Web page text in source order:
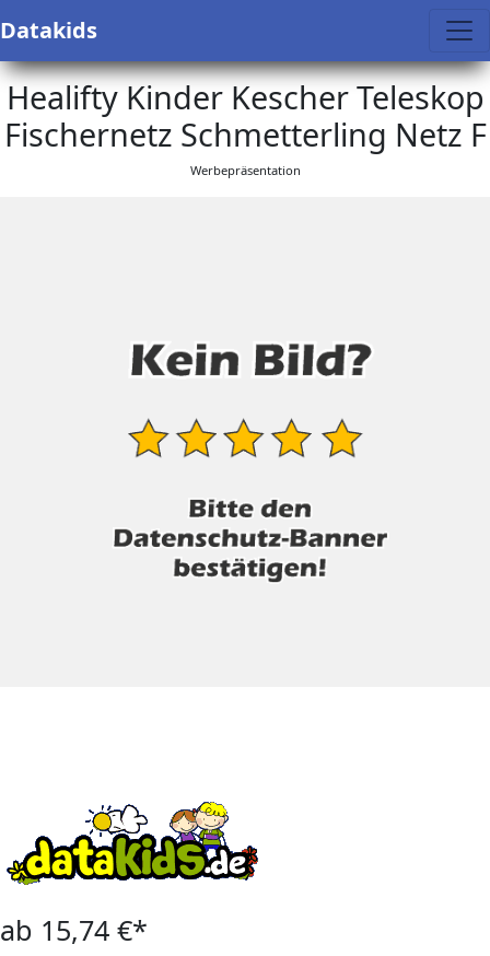
Datakids
Healifty Kinder Kescher Teleskop
Fischernetz Schmetterling Netz F
Werbepräsentation
ab 15,74 €*